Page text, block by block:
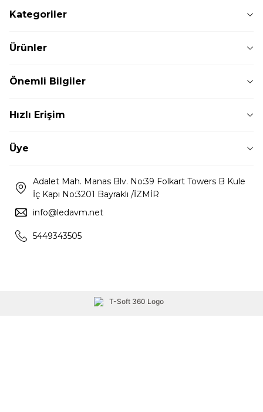
Kategoriler
Ürünler
Önemli Bilgiler
Hızlı Erişim
Üye
Adalet Mah. Manas Blv. No:39 Folkart Towers B Kule
İç Kapı No:3201 Bayraklı /İZMİR
info@ledavm.net
5449343505